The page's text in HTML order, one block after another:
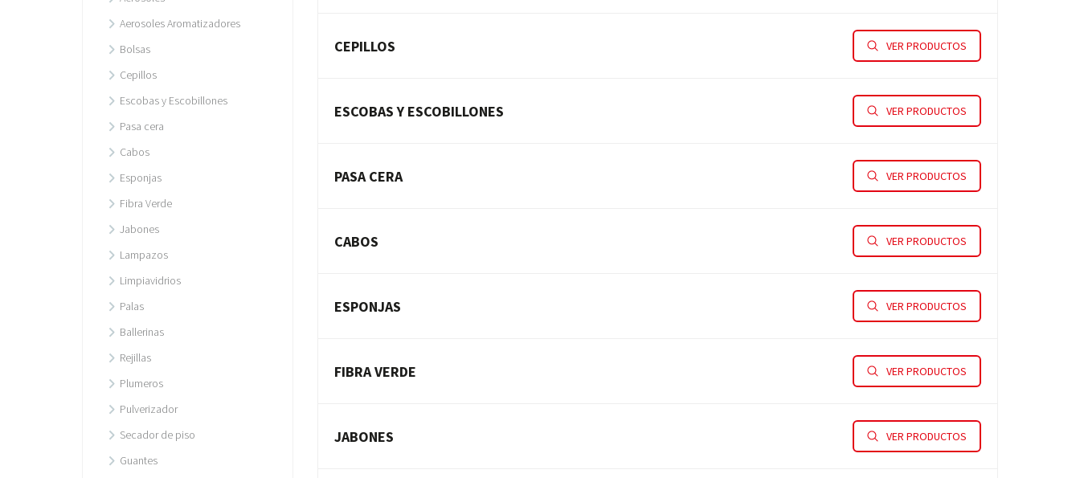
Aerosoles Aromatizadores
Bolsas
Cepillos
Escobas y Escobillones
Pasa cera
Cabos
Esponjas
Fibra Verde
Jabones
Lampazos
Limpiavidrios
Palas
Ballerinas
Rejillas
Plumeros
Pulverizador
Secador de piso
Guantes
CEPILLOS VER PRODUCTOS
ESCOBAS Y ESCOBILLONES VER PRODUCTOS
PASA CERA VER PRODUCTOS
CABOS VER PRODUCTOS
ESPONJAS VER PRODUCTOS
FIBRA VERDE VER PRODUCTOS
JABONES VER PRODUCTOS